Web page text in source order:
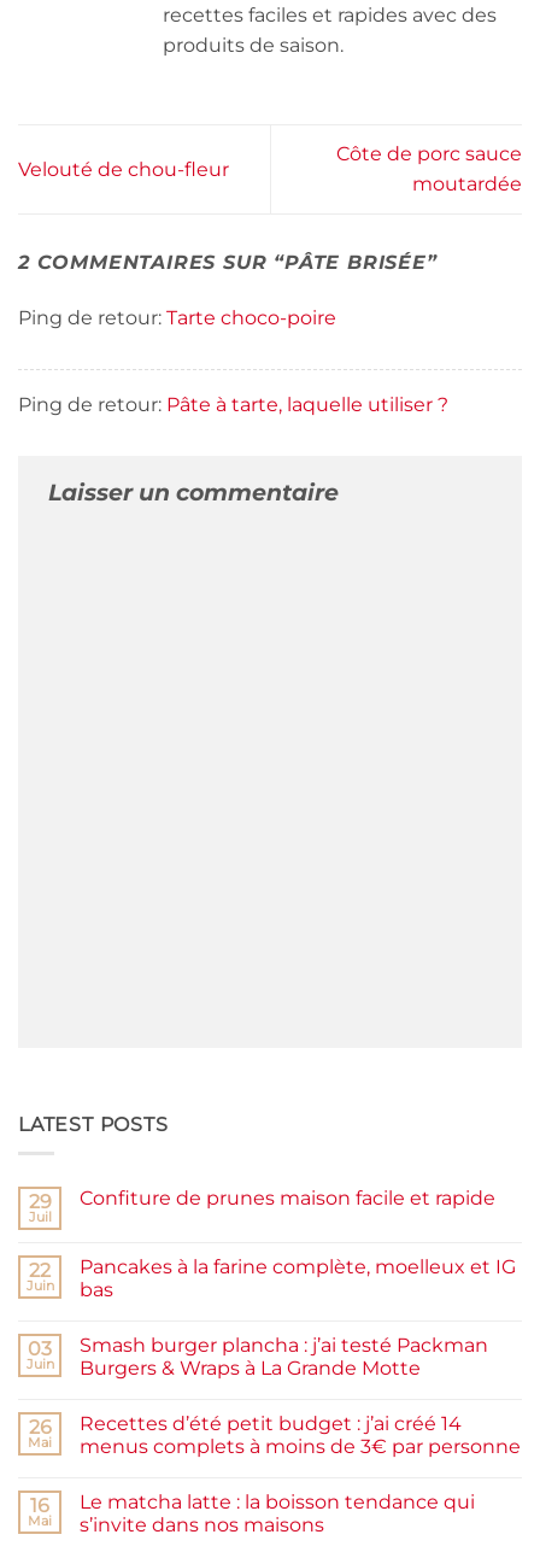
recettes faciles et rapides avec des
produits de saison.
Velouté de chou-fleur
Côte de porc sauce
moutardée
2 COMMENTAIRES SUR “PÂTE BRISÉE”
Ping de retour: Tarte choco-poire
Ping de retour: Pâte à tarte, laquelle utiliser ?
Laisser un commentaire
LATEST POSTS
29
Juil
Confiture de prunes maison facile et rapide
Confiture
de
prunes
et
rapide
22
Juin
Pancakes à la farine complète, moelleux et IG
bas
sur
Pancakes
à
complète,
moelleux
et
03
Juin
Smash burger plancha : j’ai testé Packman
Burgers & Wraps à La Grande Motte
sur
Smash
burger
testé
Packman
Burgers &
26
Mai
Recettes d’été petit budget : j’ai créé 14
menus complets à moins de 3€ par personne
sur
Recettes
d’été
16
Mai
Le matcha latte : la boisson tendance qui
s’invite dans nos maisons